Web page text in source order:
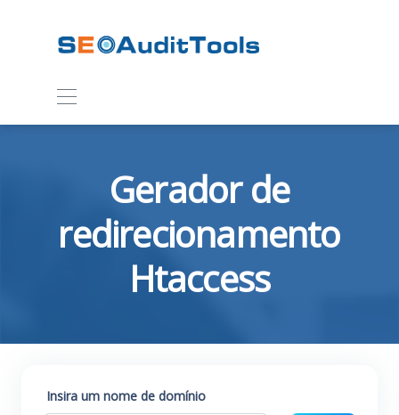
Gerador de
redirecionamento
Htaccess
Insira um nome de domínio